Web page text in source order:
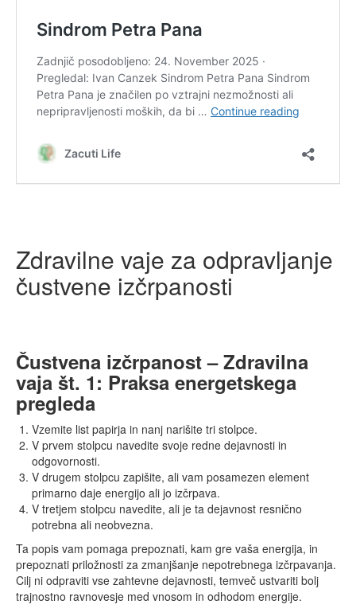
Zdravilne vaje za odpravljanje
čustvene izčrpanosti
Čustvena izčrpanost – Zdravilna
vaja št. 1: Praksa energetskega
pregleda
Vzemite list papirja in nanj narišite tri stolpce.
V prvem stolpcu navedite svoje redne dejavnosti in
odgovornosti.
V drugem stolpcu zapišite, ali vam posamezen element
primarno daje energijo ali jo izčrpava.
V tretjem stolpcu navedite, ali je ta dejavnost resnično
potrebna ali neobvezna.
Ta popis vam pomaga prepoznati, kam gre vaša energija, in
prepoznati priložnosti za zmanjšanje nepotrebnega izčrpavanja.
Cilj ni odpraviti vse zahtevne dejavnosti, temveč ustvariti bolj
trajnostno ravnovesje med vnosom in odhodom energije.